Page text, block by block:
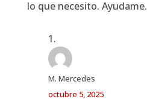
lo que necesito. Ayudame.
M. Mercedes
octubre 5, 2025